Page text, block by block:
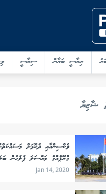
ރިޔާސީ ބަޔާން ސިޔާސީ
ޝާޒިޔާ
ވެކްސިންއާއި ދެކޮޅަށް
ގްރޫޕެއްގެ މައްސަލަ ފުލުހުން
Jan 14, 2020